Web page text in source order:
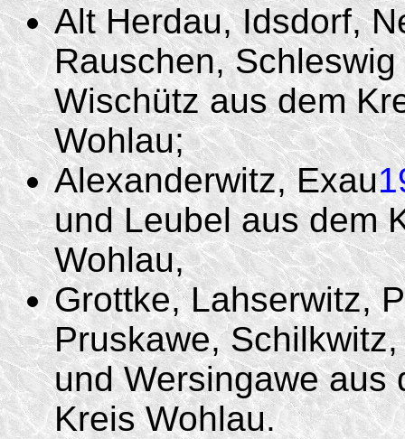
Alt Herdau, Idsdorf,
Rauschen,
Wischütz aus dem
Wohlau;
Alexanderwitz, Exau
und Leubel aus dem
Wohlau,
Grottke, Lahserwitz,
Pruskawe,
und Wersingawe aus
Kreis Wohlau.